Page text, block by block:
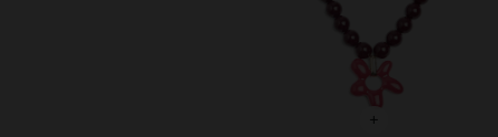
+